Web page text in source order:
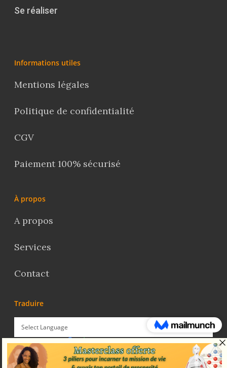
Se réaliser
Informations utiles
Mentions légales
Politique de confidentialité
CGV
Paiement 100% sécurisé
À propos
A propos
Services
Contact
Traduire
Powered by Translate